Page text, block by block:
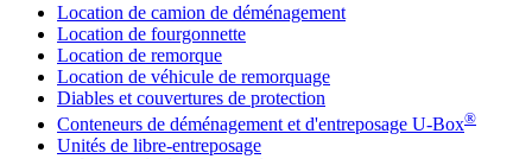
Location de camion de déménagement
Location de fourgonnette
Location de remorque
Location de véhicule de remorquage
Diables et couvertures de protection
Conteneurs de déménagement et d'entreposage U-Box®
Unités de libre-entreposage